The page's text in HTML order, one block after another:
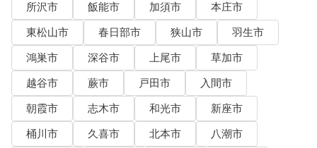
所沢市
飯能市 加須市
本庄市
東松山市
春日部市 狭山市
羽生市
鴻巣市
深谷市 上尾市
草加市
越谷市
蕨市 戸田市
入間市
朝霞市
志木市 和光市
新座市
桶川市
久喜市 北本市
八潮市